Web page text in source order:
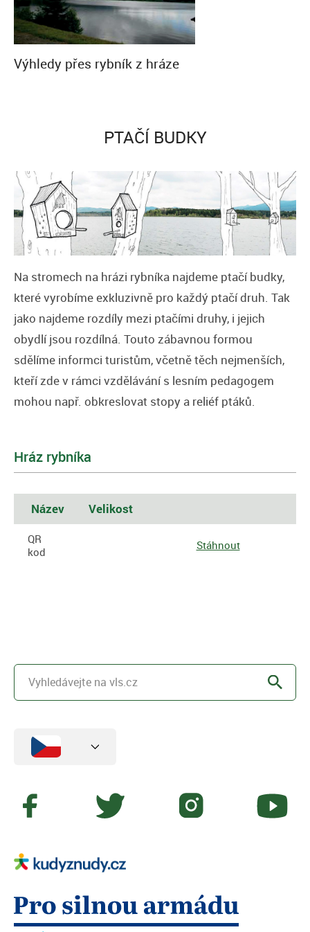
Výhledy přes rybník z hráze
PTAČÍ BUDKY
Na stromech na hrázi rybníka najdeme ptačí budky,
které vyrobíme exkluzivně pro každý ptačí druh. Tak
jako najdeme rozdíly mezi ptačími druhy, i jejich
obydlí jsou rozdílná. Touto zábavnou formou
sdělíme informci turistům, včetně těch nejmenších,
kteří zde v rámci vzdělávání s lesním pedagogem
mohou např. obkreslovat stopy a reliéf ptáků.
Hráz rybníka
Název Velikost
QR
kod
Stáhnout